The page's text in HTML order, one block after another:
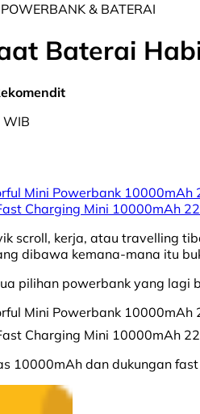
& BATERAI
Baterai
WIB
Mini Powerbank
Charging Mini 10000mAh
scroll, kerja, atau travelling
dibawa kemana-mana itu
pilihan powerbank yang lagi
Mini Powerbank
Charging Mini 10000mAh
10000mAh dan dukungan